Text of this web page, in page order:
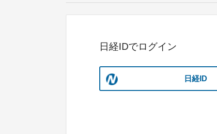
日経IDでログイン
日経ID